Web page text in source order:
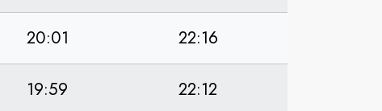
20:01 22:16
19:59 22:12